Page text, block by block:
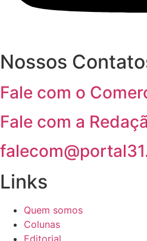
Nossos
Fale com o
Fale com a
Links
Quem somos
Colunas